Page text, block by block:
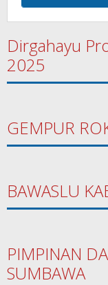
Dirgahayu
2025
GEMPUR
BAWASLU
PIMPINAN
SUMBAWA